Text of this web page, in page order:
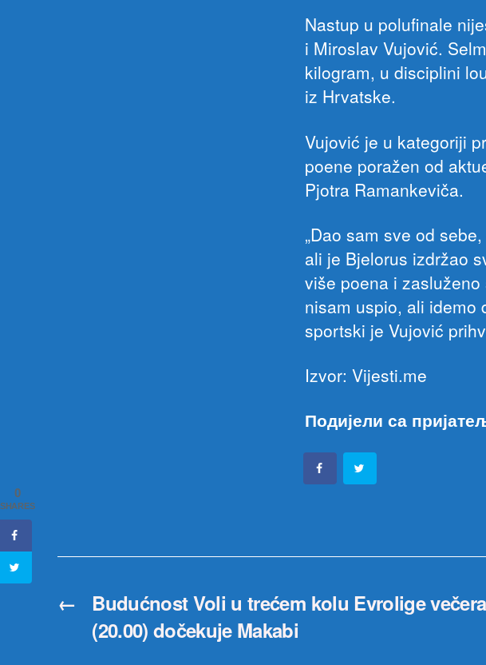
Nastup u polufinale
i Miroslav Vujović.
kilogram, u disciplini
iz Hrvatske.
Vujović je u kategoriji
poene poražen od
Pjotra Ramankeviča.
„Dao sam sve od
ali je Bjelorus izdržao
više poena i
nisam uspio, ali idemo
sportski je Vujović
Izvor: Vijesti.me
Подијели са
←
Budućnost Voli u trećem kolu Evrolige
(20.00) dočekuje Makabi
0
SHARES